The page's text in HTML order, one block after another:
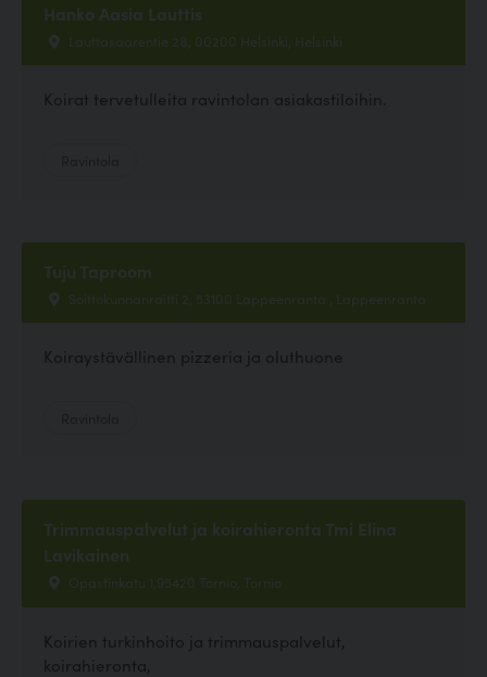
Hanko Aasia Lauttis
Lauttasaarentie 28, 00200 Helsinki, Helsinki
Koirat tervetulleita ravintolan asiakastiloihin.
Tuju Taproom
Soittokunnanraitti 2, 53100 Lappeenranta , Lappeenranta
Koiraystävällinen pizzeria ja oluthuone
Trimmauspalvelut ja koirahieronta Tmi Elina
Lavikainen
Opastinkatu 1,95420 Tornio, Tornio
Koirien turkinhoito ja trimmauspalvelut,
koirahieronta,